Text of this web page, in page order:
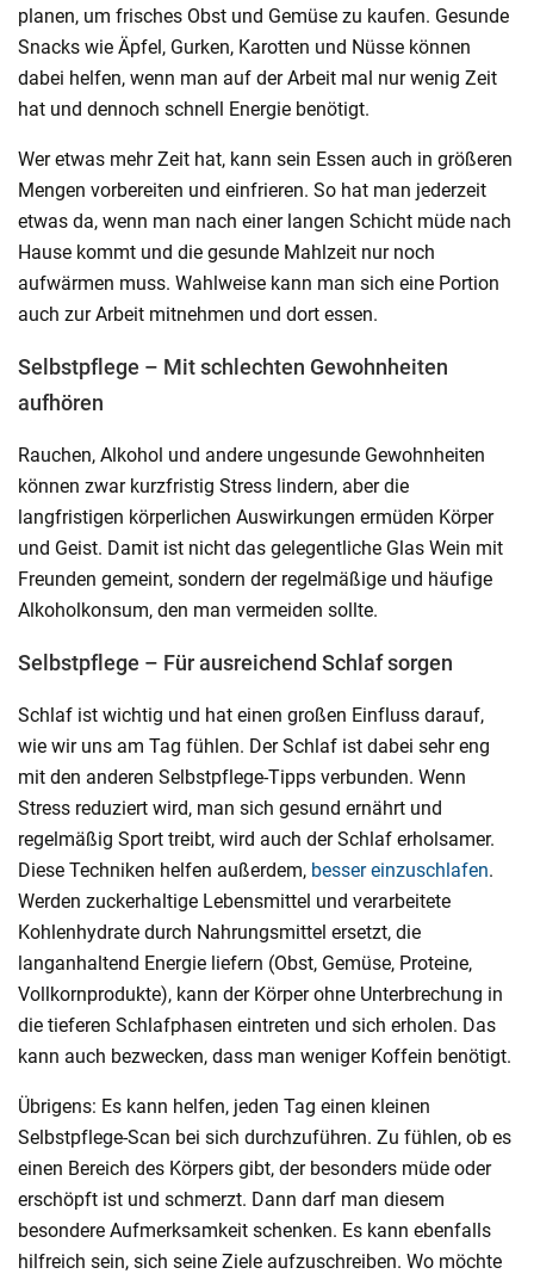
planen, um frisches Obst und Gemüse zu kaufen. Gesunde
Snacks wie Äpfel, Gurken, Karotten und Nüsse können
dabei helfen, wenn man auf der Arbeit mal nur wenig Zeit
hat und dennoch schnell Energie benötigt.
Wer etwas mehr Zeit hat, kann sein Essen auch in größeren
Mengen vorbereiten und einfrieren. So hat man jederzeit
etwas da, wenn man nach einer langen Schicht müde nach
Hause kommt und die gesunde Mahlzeit nur noch
aufwärmen muss. Wahlweise kann man sich eine Portion
auch zur Arbeit mitnehmen und dort essen.
Selbstpflege – Mit schlechten Gewohnheiten
aufhören
Rauchen, Alkohol und andere ungesunde Gewohnheiten
können zwar kurzfristig Stress lindern, aber die
langfristigen körperlichen Auswirkungen ermüden Körper
und Geist. Damit ist nicht das gelegentliche Glas Wein mit
Freunden gemeint, sondern der regelmäßige und häufige
Alkoholkonsum, den man vermeiden sollte.
Selbstpflege – Für ausreichend Schlaf sorgen
Schlaf ist wichtig und hat einen großen Einfluss darauf,
wie wir uns am Tag fühlen. Der Schlaf ist dabei sehr eng
mit den anderen Selbstpflege-Tipps verbunden. Wenn
Stress reduziert wird, man sich gesund ernährt und
regelmäßig Sport treibt, wird auch der Schlaf erholsamer.
Diese Techniken helfen außerdem, besser einzuschlafen.
Werden zuckerhaltige Lebensmittel und verarbeitete
Kohlenhydrate durch Nahrungsmittel ersetzt, die
langanhaltend Energie liefern (Obst, Gemüse, Proteine,
Vollkornprodukte), kann der Körper ohne Unterbrechung in
die tieferen Schlafphasen eintreten und sich erholen. Das
kann auch bezwecken, dass man weniger Koffein benötigt.
Übrigens: Es kann helfen, jeden Tag einen kleinen
Selbstpflege-Scan bei sich durchzuführen. Zu fühlen, ob es
einen Bereich des Körpers gibt, der besonders müde oder
erschöpft ist und schmerzt. Dann darf man diesem
besondere Aufmerksamkeit schenken. Es kann ebenfalls
hilfreich sein, sich seine Ziele aufzuschreiben. Wo möchte